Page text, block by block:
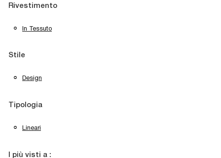
Rivestimento
In Tessuto
Stile
Design
Tipologia
Lineari
I più visti a :